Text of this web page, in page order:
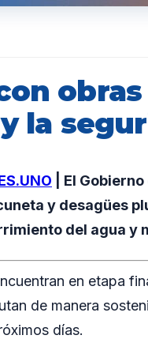
la
| El
y desagües
del agua y
en etapa
de manera
días.